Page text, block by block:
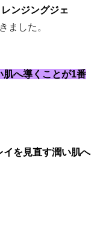
レンジングジェ
ました。
肌へ導くことが1番
イを見直す潤い肌へ